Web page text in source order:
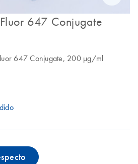
647 Conjugate
647 Conjugate, 200 μg/ml